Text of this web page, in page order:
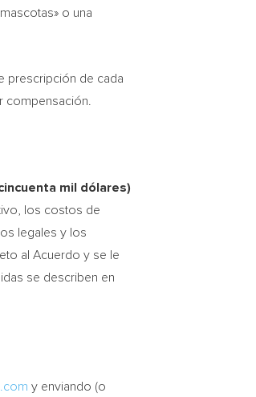
o una
prescripción de cada
compensación.
mil dólares)
los costos de
legales y los
al Acuerdo y se le
se describen en
y enviando (o